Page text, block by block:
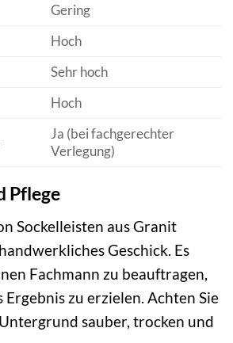
Gering
Hoch
Sehr hoch
Hoch
Ja (bei fachgerechter
Verlegung)
Pflege
Sockelleisten aus Granit
Geschick. Es
Fachmann zu beauftragen,
Ergebnis zu erzielen. Achten Sie
sauber, trocken und